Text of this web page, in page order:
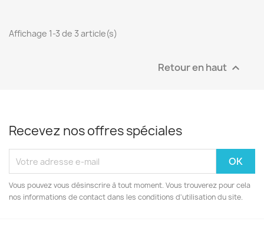
Affichage 1-3 de 3 article(s)
Retour en haut 
Recevez nos offres spéciales
Vous pouvez vous désinscrire à tout moment. Vous trouverez pour cela
nos informations de contact dans les conditions d'utilisation du site.